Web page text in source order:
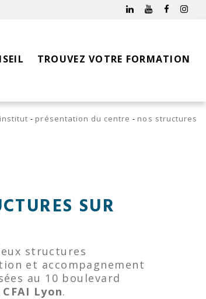
TROUVEZ VOTRE FORMATION
présentation du centre nos structures
SUR
structures
et accompagnement
au 10 boulevard
CFAI Lyon.